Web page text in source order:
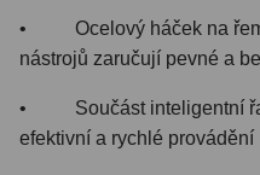
• Ocelový háček na
nástrojů zaručují pevné a
• Součást inteligentní
efektivní a rychlé provádění